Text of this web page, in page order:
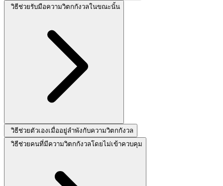
วิธีช่วยรับมือความวิตกกังวลในขณะนั้น
วิธีช่วยตัวเองเมื่ออยู่ลำพังกับความวิตกกังวล
วิธีช่วยคนที่มีความวิตกกังวลโดยไม่เข้าควบคุม